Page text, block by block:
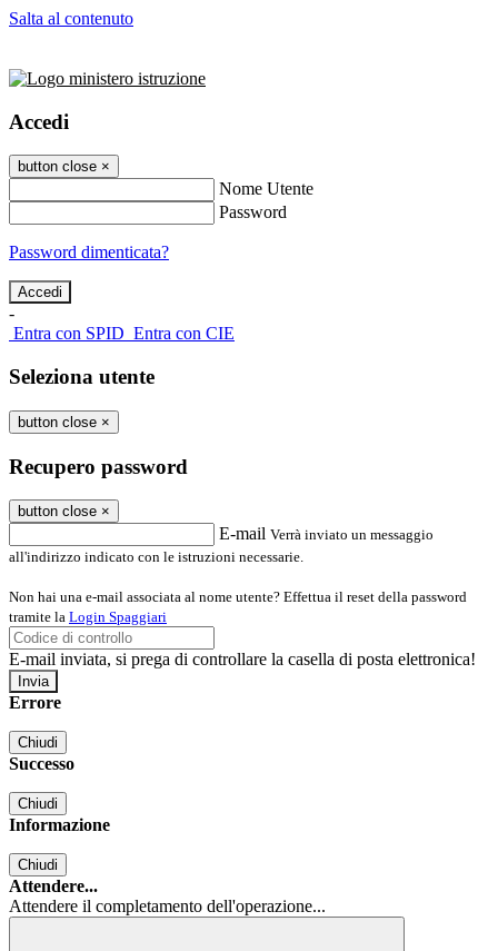
Salta al contenuto
Accedi
button close ×
Nome Utente
Password
Password dimenticata?
-
Entra con SPID Entra con CIE
Seleziona utente
button close ×
Recupero password
button close ×
E-mail Verrà inviato un messaggio
all'indirizzo indicato con le istruzioni necessarie.
Non hai una e-mail associata al nome utente? Effettua il reset della password
tramite la Login Spaggiari
E-mail inviata, si prega di controllare la casella di posta elettronica!
Errore
Chiudi
Successo
Chiudi
Informazione
Chiudi
Attendere...
Attendere il completamento dell'operazione...